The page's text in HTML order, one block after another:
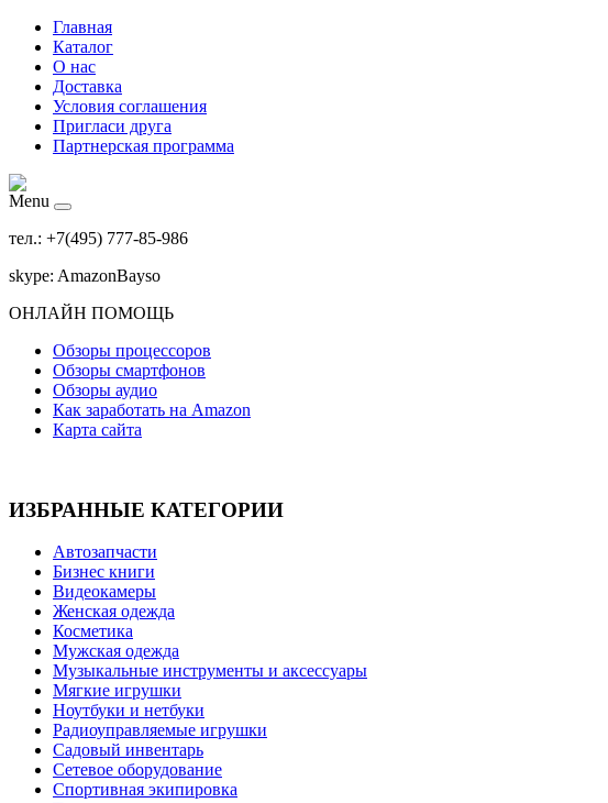
Главная
Каталог
О нас
Доставка
Условия соглашения
Пригласи друга
Партнерская программа
Menu
тел.: +7(495) 777-85-986
skype: AmazonBayso
ОНЛАЙН ПОМОЩЬ
Обзоры процессоров
Обзоры смартфонов
Обзоры аудио
Как заработать на Amazon
Карта сайта
ИЗБРАННЫЕ КАТЕГОРИИ
Автозапчасти
Бизнес книги
Видеокамеры
Женская одежда
Косметика
Мужская одежда
Музыкальные инструменты и аксессуары
Мягкие игрушки
Ноутбуки и нетбуки
Радиоуправляемые игрушки
Садовый инвентарь
Сетевое оборудование
Спортивная экипировка